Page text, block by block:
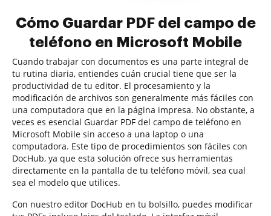
Cómo Guardar PDF del campo de
teléfono en Microsoft Mobile
Cuando trabajar con documentos es una parte integral de
tu rutina diaria, entiendes cuán crucial tiene que ser la
productividad de tu editor. El procesamiento y la
modificación de archivos son generalmente más fáciles con
una computadora que en la página impresa. No obstante, a
veces es esencial Guardar PDF del campo de teléfono en
Microsoft Mobile sin acceso a una laptop o una
computadora. Este tipo de procedimientos son fáciles con
DocHub, ya que esta solución ofrece sus herramientas
directamente en la pantalla de tu teléfono móvil, sea cual
sea el modelo que utilices.
Con nuestro editor DocHub en tu bolsillo, puedes modificar